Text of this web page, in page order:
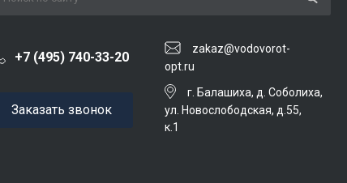
+7 (495) 740-33-20
zakaz@vodovorot-
opt.ru
Заказать звонок
г. Балашиха, д. Соболиха,
ул. Новослободская, д.55,
к.1